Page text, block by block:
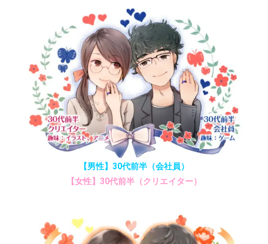
【男性】30代前半（会社員）
【女性】30代前半（クリエイター）